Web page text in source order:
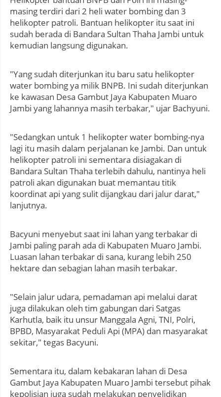
masing terdiri dari 2 heli water bombing dan 3
helikopter patroli. Bantuan helikopter itu saat ini
sudah berada di Bandara Sultan Thaha Jambi untuk
kemudian langsung digunakan.
"Yang sudah diterjunkan itu baru satu helikopter
water bombing ya milik BNPB. Ini sudah diterjunkan
ke kawasan Desa Gambut Jaya Kabupaten Muaro
Jambi yang lahannya masih terbakar," ujar Bachyuni.
"Sedangkan untuk 1 helikopter water bombing-nya
lagi itu masih dalam perjalanan ke Jambi. Dan untuk
helikopter patroli ini sementara disiagakan di
Bandara Sultan Thaha terlebih dahulu, nantinya heli
patroli akan digunakan buat memantau titik
koordinat api yang sulit dijangkau dari jalur darat,"
lanjutnya.
Bacyuni menyebut saat ini lahan yang terbakar di
Jambi paling parah ada di Kabupaten Muaro Jambi.
Luasan lahan terbakar di sana, kurang lebih 250
hektare dan sebagian lahan masih terbakar.
"Selain jalur udara, pemadaman api melalui darat
juga dilakukan oleh tim gabungan dari Satgas
Karhutla, baik itu unsur Manggala Agni, TNI, Polri,
BPBD, Masyarakat Peduli Api (MPA) dan masyarakat
sekitar," tegas Bacyuni.
Sementara itu, dalam kebakaran lahan di Desa
Gambut Jaya Kabupaten Muaro Jambi tersebut pihak
kepolisian juga sudah melakukan penyelidikan